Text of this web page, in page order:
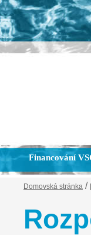
Financování
Domovská stránka /